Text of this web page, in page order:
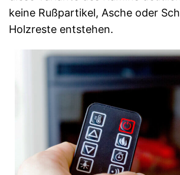
keine Rußpartikel, Asche oder
Holzreste entstehen.